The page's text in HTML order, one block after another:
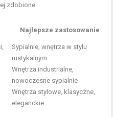
zdobione.
Najlepsze zastosowanie
Sypialnie, wnętrza w stylu
rustykalnym
Wnętrza industrialne,
nowoczesne sypialnie
Wnętrza stylowe, klasyczne,
eleganckie